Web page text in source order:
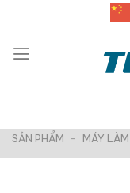
nội
SẢN PHẨM - MÁY